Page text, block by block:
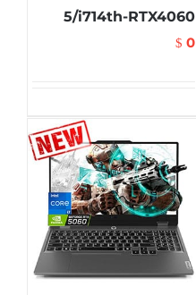
5/i714th-RTX4060
$ 0